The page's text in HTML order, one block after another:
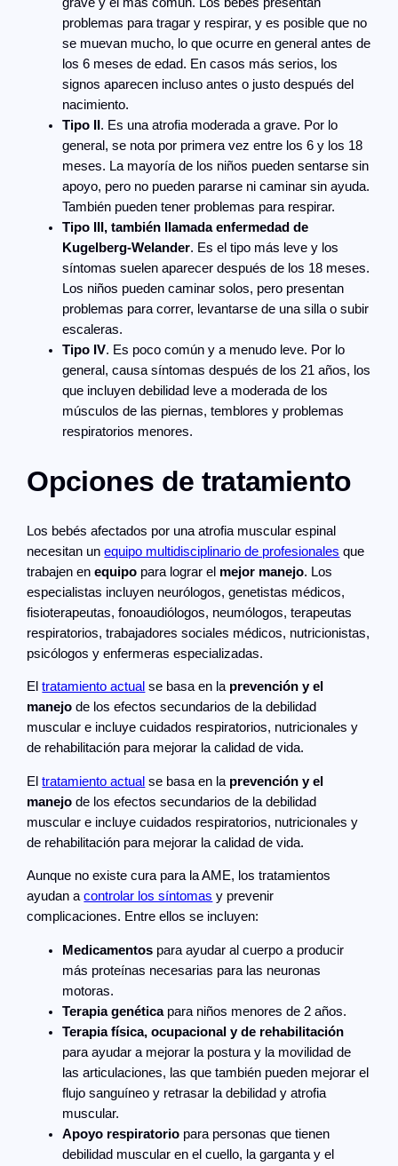
problemas para tragar y respirar, y es posible que no
se muevan mucho, lo que ocurre en general antes de
los 6 meses de edad. En casos más serios, los
signos aparecen incluso antes o justo después del
nacimiento.
Tipo II . Es una atrofia moderada a grave. Por lo
general, se nota por primera vez entre los 6 y los 18
meses. La mayoría de los niños pueden sentarse sin
apoyo, pero no pueden pararse ni caminar sin ayuda.
También pueden tener problemas para respirar.
Tipo III, también llamada enfermedad de
Kugelberg-Welander. Es el tipo más leve y los
síntomas suelen aparecer después de los 18 meses.
Los niños pueden caminar solos, pero presentan
problemas para correr, levantarse de una silla o subir
escaleras.
Tipo IV. Es poco común y a menudo leve. Por lo
general, causa síntomas después de los 21 años, los
que incluyen debilidad leve a moderada de los
músculos de las piernas, temblores y problemas
respiratorios menores.
Opciones de tratamiento
Los bebés afectados por una atrofia muscular espinal
necesitan unequipo multidisciplinario de profesionales que
trabajen enequipo para lograr el mejor manejo. Los
especialistas incluyen neurólogos, genetistas médicos,
fisioterapeutas, fonoaudiólogos, neumólogos, terapeutas
respiratorios, trabajadores sociales médicos, nutricionistas,
psicólogos y enfermeras especializadas.
Eltratamiento actual se basa en la prevención y el
manejo de los efectos secundarios de la debilidad
muscular e incluye cuidados respiratorios, nutricionales y
de rehabilitación para mejorar la calidad de vida.
Eltratamiento actual se basa en la prevención y el
manejo de los efectos secundarios de la debilidad
muscular e incluye cuidados respiratorios, nutricionales y
de rehabilitación para mejorar la calidad de vida.
Aunque no existe cura para la AME, los tratamientos
ayudan acontrolar los síntomas y prevenir
complicaciones. Entre ellos se incluyen:
Medicamentos para ayudar al cuerpo a producir
más proteínas necesarias para las neuronas
motoras.
Terapia genéticapara niños menores de 2 años.
Terapia física, ocupacional y de rehabilitación
para ayudar a mejorar la postura y la movilidad de
las articulaciones, las que también pueden mejorar el
flujo sanguíneo y retrasar la debilidad y atrofia
muscular.
Apoyo respiratorio para personas que tienen
debilidad muscular en el cuello, la garganta y el